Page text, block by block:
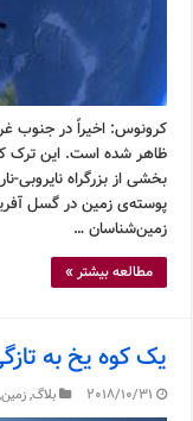
کرونوس: اخیراً در جنوب
ظاهر شده است. این ترک
بخشی از بزرگراه
پوسته‌ی زمین در گسل
زمین‌شناسان …
مطالعه بیشتر »
یک کوه یخ به
2018/10/31 بلاگ,زمین